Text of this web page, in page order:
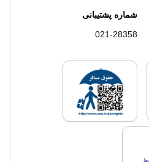
شماره پشتیبانی
021-28358
لایسنس های فروش سفرتاپلایسنس های
لایسنس های فروش سفرتاپ